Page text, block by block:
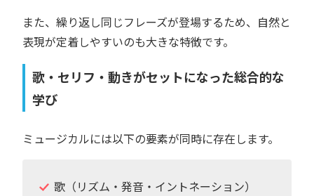
また、繰り返し同じフレーズが登場するため、自然と
表現が定着しやすいのも大きな特徴です。
歌・セリフ・動きがセットになった総合的な
学び
ミュージカルには以下の要素が同時に存在します。
歌（リズム・発音・イントネーション）